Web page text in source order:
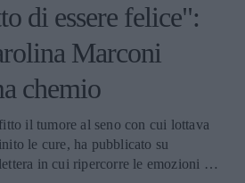
di essere felice":
Marconi
chemio
il tumore al seno con cui lottava
le cure, ha pubblicato su
in cui ripercorre le emozioni di